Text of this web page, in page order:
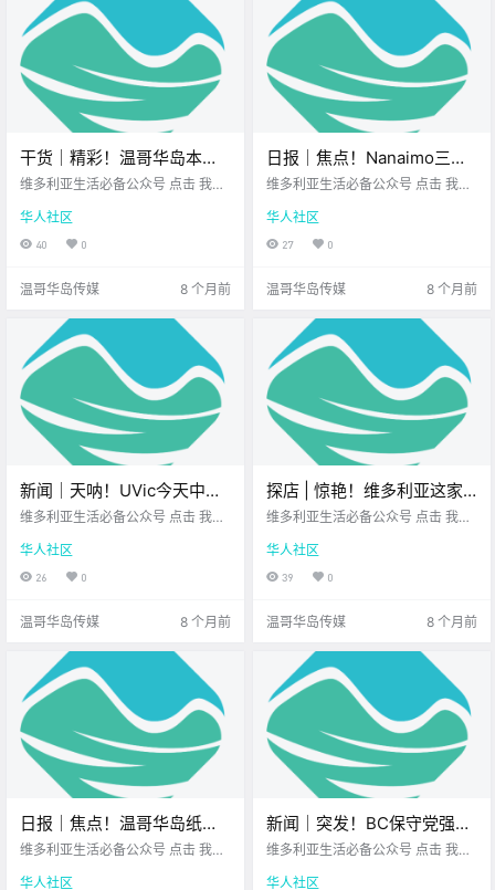
干货｜精彩！温哥华岛本月
值得一看的6场圣诞巡游，陪
维多利亚生活必备公众号 点击 我在
想一直在你身边 十二月的温哥华岛
好像被施了魔法 街道开始发光 海面
华人社区
40 0
温哥华岛传媒 8 个月前
日报｜焦点！Nanaimo三所
高中收到威胁，警方加强巡
返维多利亚街头！
维多利亚生活必备公众号 点击 我在
想一直在你身边 公元2025年12月01
日 农历10月12日 星期一 射手座 <
华人社区
27 0
温哥华岛传媒 8 个月前
新闻｜天呐！UVic今天中午
爆发大规模冲突！未经批准
人被捕！
维多利亚生活必备公众号 点击 我在
想一直在你身边 大家周二好呀～
愿这一周的心绪 在此刻慢慢安定下
来 陪你一起看看今天的新闻~ UVic
华人社区
26 0
温哥华岛传媒 8 个月前
探店 | 惊艳！维多利亚这家
杂货店美得像美术馆，越逛
维多利亚生活必备公众号 点击 我在
想一直在你身边 那天我在Esquimalt
散步 走到一个街角时 忽然看到头顶
一整棵 由灯串勾勒出来的圣诞树 从
华人社区
39 0
温哥华岛传媒 8 个月前
日报｜焦点！温哥华岛纸浆
厂将永久关闭，350名工人
维多利亚生活必备公众号 点击 我在
想一直在你身边 公元2025年12月0
华人社区
新闻｜突发！BC保守党强制
撤换党魁！Rustad：我不接
维多利亚生活必备公众号 点击 我在
我想一直在你身边 大家周三好呀～
华人社区